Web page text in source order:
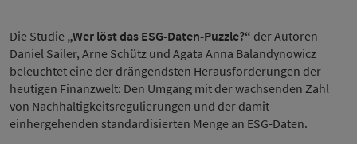
Die Studie „Wer löst das ESG-Daten-Puzzle?“ der Autoren
Daniel Sailer, Arne Schütz und Agata Anna Balandynowicz
beleuchtet eine der drängendsten Herausforderungen der
heutigen Finanzwelt: Den Umgang mit der wachsenden Zahl
von Nachhaltigkeitsregulierungen und der damit
einhergehenden standardisierten Menge an ESG-Daten.